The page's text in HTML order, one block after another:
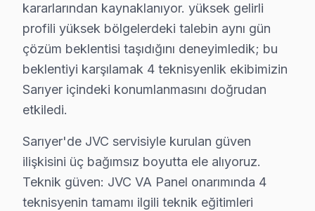
· Bağcılar JVC
· Bahçelievler JVC
· Bakırköy JVC
· Başakşehir JVC
· Bayrampaşa JVC
· Beşiktaş JVC
Sarıyer Diğer Marka Servisleri
· Sarıyer Sony
· Sarıyer Philips
· Sarıyer Hi-Level
· Sarıyer iFFALCON
kararlarından kaynaklanıyor. yüksek gelirli
profili yüksek bölgelerdeki talebin aynı gün
çözüm beklentisi taşıdığını deneyimledik; bu
beklentiyi karşılamak 4 teknisyenlik ekibimizin
Sarıyer içindeki konumlanmasını doğrudan
etkiledi.
Sarıyer'de JVC servisiyle kurulan güven
ilişkisini üç bağımsız boyutta ele alıyoruz.
Teknik güven: JVC VA Panel onarımında 4
teknisyenin tamamı ilgili teknik eğitimleri